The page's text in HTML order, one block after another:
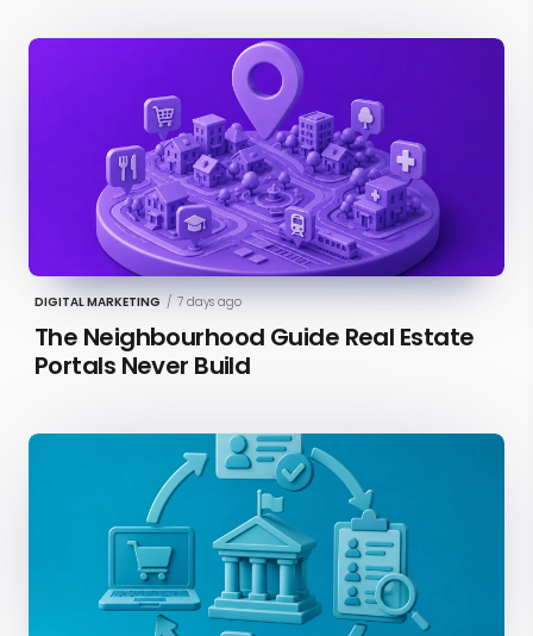
DIGITAL MARKETING / 7 days ago
The Neighbourhood Guide Real Estate
Portals Never Build